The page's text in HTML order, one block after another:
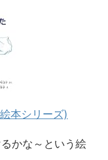
本シリーズ)
かな～という絵